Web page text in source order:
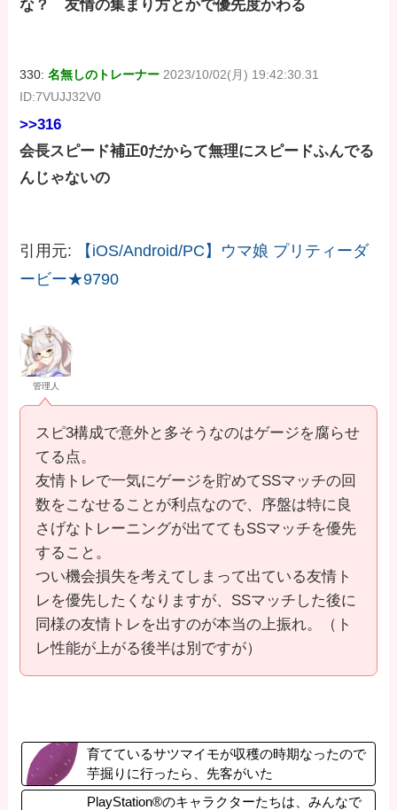
な？ 友情の集まり方とかで優先度かわる
330:名無しのトレーナー 2023/10/02(月) 19:42:30.31
ID:7VUJJ32V0
>>316
会長スピード補正0だからて無理にスピードふんでる
んじゃないの
引用元:
【iOS/Android/PC】ウマ娘 プリティーダ
ービー★9790
管理人
スピ3構成で意外と多そうなのはゲージを腐らせ
てる点。
友情トレで一気にゲージを貯めてSSマッチの回
数をこなせることが利点なので、序盤は特に良
さげなトレーニングが出ててもSSマッチを優先
すること。
つい機会損失を考えてしまって出ている友情ト
レを優先したくなりますが、SSマッチした後に
同様の友情トレを出すのが本当の上振れ。（ト
レ性能が上がる後半は別ですが）
育てているサツマイモが収穫の時期なったので
芋掘りに行ったら、先客がいた
PlayStation®のキャラクターたちは、みんなで